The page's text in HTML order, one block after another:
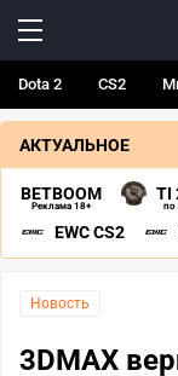
Dota 2 CS2
АКТУАЛЬНОЕ
BETBOOM
Реклама 18+
TI
по
EWC CS2
Новость
3DMAX